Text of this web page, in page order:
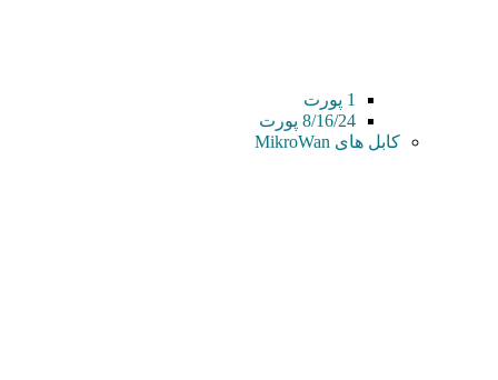
1 پورت
8/16/24 پورت
کابل های MikroWan